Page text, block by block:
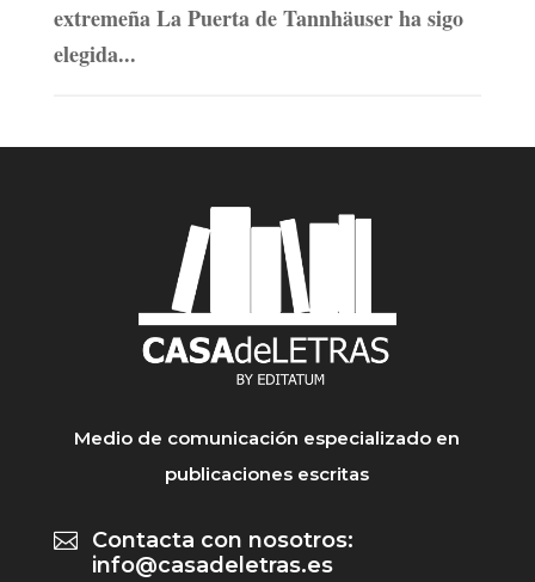
extremeña La Puerta de Tannhäuser ha sigo
elegida...
Medio de comunicación especializado en
publicaciones escritas

Contacta con nosotros:
info@casadeletras.es